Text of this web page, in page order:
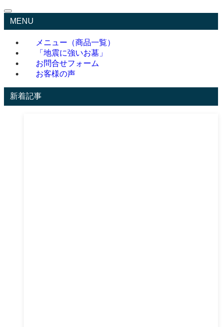
MENU
メニュー（商品一覧）
「地震に強いお墓」
お問合せフォーム
お客様の声
新着記事